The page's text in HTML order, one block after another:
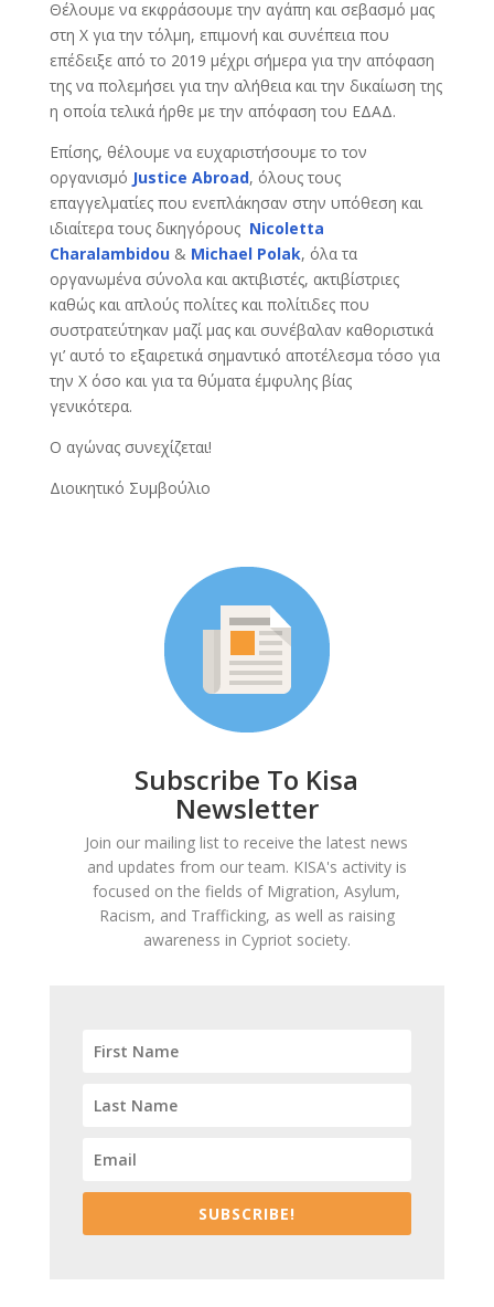
Θέλουμε να εκφράσουμε την αγάπη και σεβασμό μας
στη Χ για την τόλμη, επιμονή και συνέπεια που
επέδειξε από το 2019 μέχρι σήμερα για την απόφαση
της να πολεμήσει για την αλήθεια και την δικαίωση της
η οποία τελικά ήρθε με την απόφαση του ΕΔΑΔ.
Επίσης, θέλουμε να ευχαριστήσουμε το τον
οργανισμό Justice Abroad, όλους τους
επαγγελματίες που ενεπλάκησαν στην υπόθεση και
ιδιαίτερα τους δικηγόρους Nicoletta
Charalambidou& Michael Polak, όλα τα
οργανωμένα σύνολα και ακτιβιστές, ακτιβίστριες
καθώς και απλούς πολίτες και πολίτιδες που
συστρατεύτηκαν μαζί μας και συνέβαλαν καθοριστικά
γι’ αυτό το εξαιρετικά σημαντικό αποτέλεσμα τόσο για
την Χ όσο και για τα θύματα έμφυλης βίας
γενικότερα.
Ο αγώνας συνεχίζεται!
Διοικητικό Συμβούλιο
Subscribe To Kisa
Newsletter
Join our mailing list to receive the latest news
and updates from our team. KISA's activity is
focused on the fields of Migration, Asylum,
Racism, and Trafficking, as well as raising
awareness in Cypriot society.
SUBSCRIBE!